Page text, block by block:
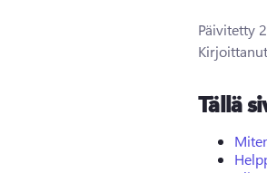
Päivitetty
Tällä